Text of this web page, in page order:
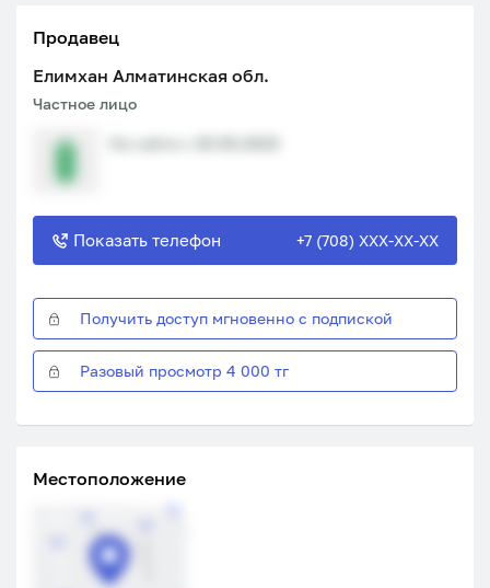
Продавец
Елимхан Алматинская обл.
Частное лицо
Показать телефон +7 (708) XXX-XX-XX
Получить доступ мгновенно с подпиской
Разовый просмотр 4 000 тг
Местоположение